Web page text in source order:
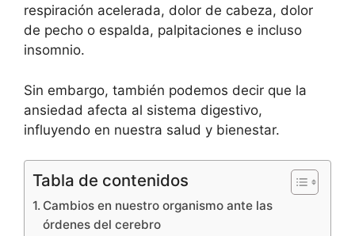
respiración acelerada, dolor de cabeza, dolor
de pecho o espalda, palpitaciones e incluso
insomnio.
Sin embargo, también podemos decir que la
ansiedad afecta al sistema digestivo,
influyendo en nuestra salud y bienestar.
Tabla de contenidos
Cambios en nuestro organismo ante las
órdenes del cerebro